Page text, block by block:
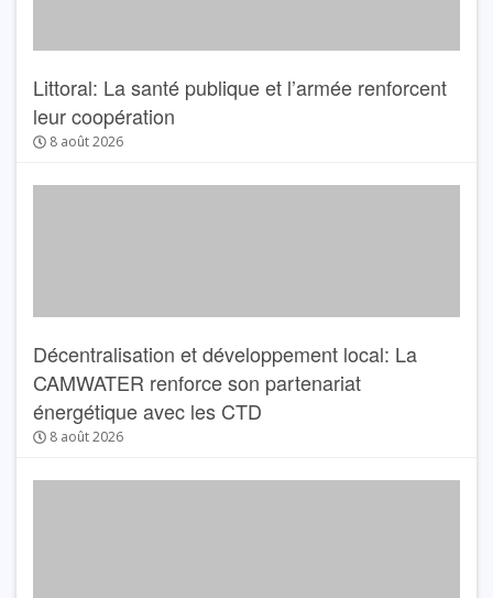
Littoral: La santé publique et l’armée renforcent
leur coopération
8 août 2026
Décentralisation et développement local: La
CAMWATER renforce son partenariat
énergétique avec les CTD
8 août 2026